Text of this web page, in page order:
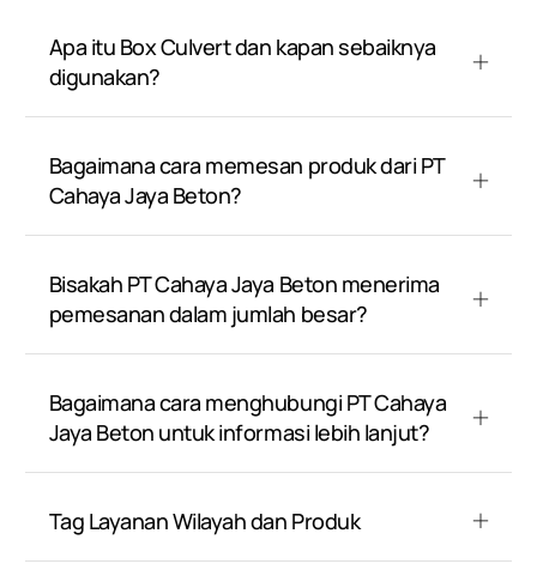
Apa itu Box Culvert dan kapan sebaiknya
digunakan?
Bagaimana cara memesan produk dari PT
Cahaya Jaya Beton?
Bisakah PT Cahaya Jaya Beton menerima
pemesanan dalam jumlah besar?
Bagaimana cara menghubungi PT Cahaya
Jaya Beton untuk informasi lebih lanjut?
Tag Layanan Wilayah dan Produk